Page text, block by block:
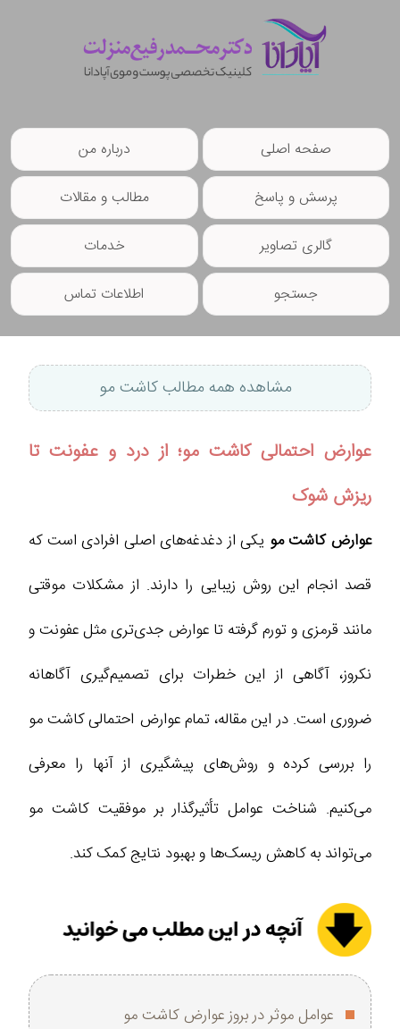
صفحه اصلی درباره من
پرسش و پاسخ مطالب و مقالات
گالری تصاویر خدمات
جستجو اطلاعات تماس
مشاهده همه مطالب کاشت مو
عوارض احتمالی کاشت مو؛ از درد و عفونت تا
ریزش شوک
عوارض کاشت مو یکی از دغدغه‌های اصلی افرادی است که
قصد انجام این روش زیبایی را دارند. از مشکلات موقتی
مانند قرمزی و تورم گرفته تا عوارض جدی‌تری مثل عفونت و
نکروز، آگاهی از این خطرات برای تصمیم‌گیری آگاهانه
ضروری است. در این مقاله، تمام عوارض احتمالی کاشت مو
را بررسی کرده و روش‌های پیشگیری از آنها را معرفی
می‌کنیم. شناخت عوامل تأثیرگذار بر موفقیت کاشت مو
می‌تواند به کاهش ریسک‌ها و بهبود نتایج کمک کند.
عوامل موثر در بروز عوارض کاشت مو